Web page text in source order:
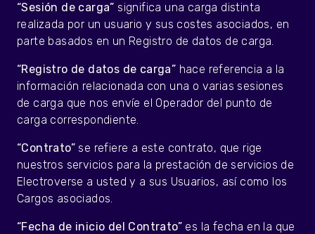
“Sesión de carga” significa una carga distinta
realizada por un usuario y sus costes asociados, en
parte basados en un Registro de datos de carga.
“Registro de datos de carga” hace referencia a la
información relacionada con una o varias sesiones
de carga que nos envíe el Operador del punto de
carga correspondiente.
“Contrato” se refiere a este contrato, que rige
nuestros servicios para la prestación de servicios de
Electroverse a usted y a sus Usuarios, así como los
Cargos asociados.
“Fecha de inicio del Contrato” es la fecha en la que